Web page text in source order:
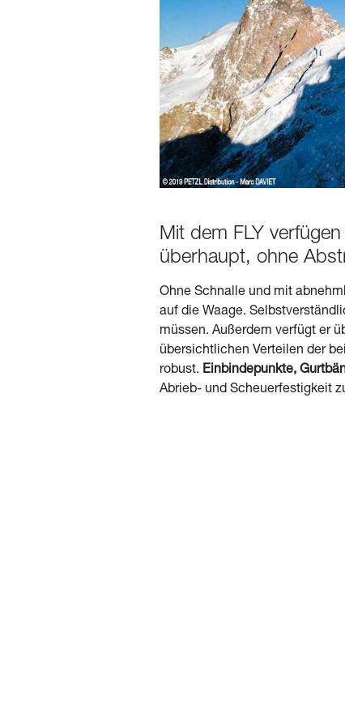
Mit dem FLY
überhaupt, ohne
Ohne Schnalle und mit
auf die Waage.
müssen. Außerdem verfügt er
übersichtlichen Verteilen der
robust. Einbindepunkte,
Abrieb- und Scheuerfestigkeit